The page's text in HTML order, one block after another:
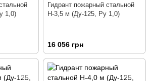
1,0)
Гидрант пожарный стальной
Н-3,5 м (Ду-125, Ру 1,0)
16 056 грн